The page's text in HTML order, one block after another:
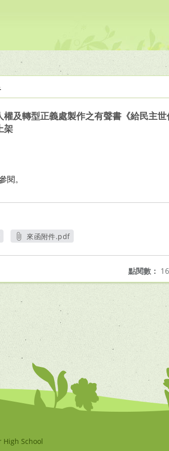
權及轉型正義處製作之有聲書《給民主
架
閱。
來函附件.pdf
點閱數：
High School